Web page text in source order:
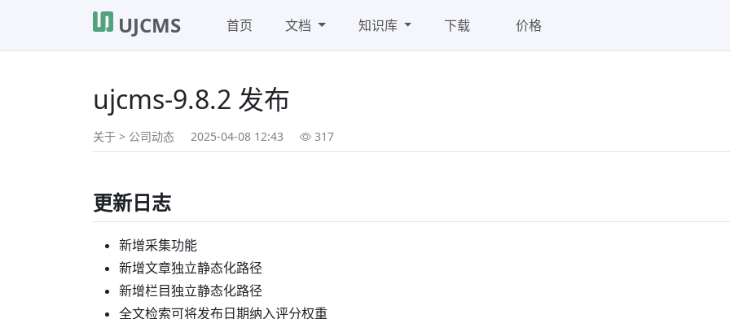
UJCMS 首页 文档 知识库 下载 价格
ujcms-9.8.2 发布
关于 > 公司动态 2025-04-08 12:43 317
更新日志
新增采集功能
新增文章独立静态化路径
新增栏目独立静态化路径
全文检索可将发布日期纳入评分权重